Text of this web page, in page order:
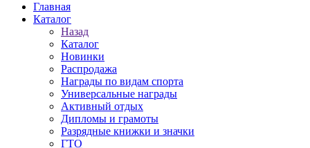
Главная
Каталог
Назад
Каталог
Новинки
Распродажа
Награды по видам спорта
Универсальные награды
Активный отдых
Дипломы и грамоты
Разрядные книжки и значки
ГТО